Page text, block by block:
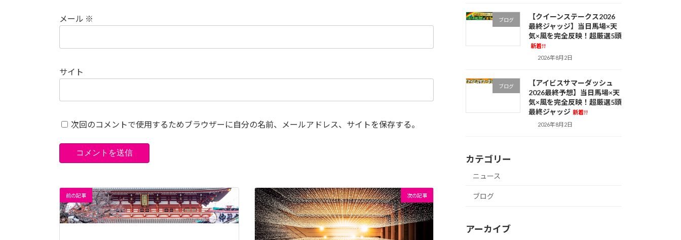
メール ※
サイト
次回のコメントで使用するためブラウザーに自分の名前、メールアドレス、サイトを保存する。
前の記事 次の記事
ブログ
【クイーンステークス2026
最終ジャッジ】当日馬場×天
気×風を完全反映！超厳選5頭
新着!!
2026年8月2日
ブログ
【アイビスサマーダッシュ
2026最終予想】当日馬場×天
気×風を完全反映！超厳選5頭
最終ジャッジ 新着!!
2026年8月2日
カテゴリー
ニュース
ブログ
アーカイブ